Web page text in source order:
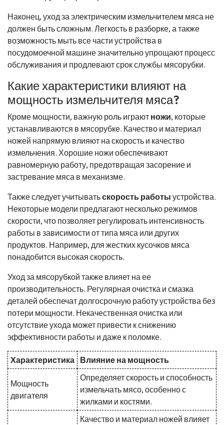
Наконец, уход за электрическим измельчителем мяса не
должен быть сложным. Легкость в разборке, а также
возможность мыть все части устройства в
посудомоечной машине значительно упрощают процесс
обслуживания и продлевают срок службы мясорубки.
Какие характеристики влияют на
мощность измельчителя мяса?
Кроме мощности, важную роль играют ножи, которые
устанавливаются в мясорубке. Качество и материал
ножей напрямую влияют на скорость и качество
измельчения. Хорошие ножи обеспечивают
равномерную работу, предотвращая засорение и
застревание мяса в механизме.
Также следует учитыватьскорость работы устройства.
Некоторые модели предлагают несколько режимов
скорости, что позволяет регулировать интенсивность
работы в зависимости от типа мяса или других
продуктов. Например, для жестких кусочков мяса
понадобится высокая скорость.
Уход за мясорубкой также влияет на ее
производительность. Регулярная очистка и смазка
деталей обеспечат долгосрочную работу устройства без
потери мощности. Некачественная очистка или
отсутствие ухода может привести к снижению
эффективности работы и даже к поломке.
Характеристика Влияние на мощность
Мощность
двигателя
Определяет скорость и способность
измельчать мясо, особенно с
жилками и костями.
Качество и материал ножей влияет